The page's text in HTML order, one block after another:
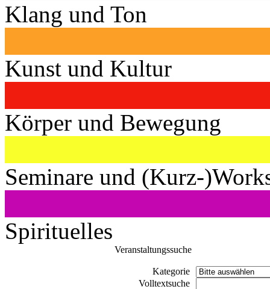
Klang und Ton
Kunst und Kultur
Körper und Bewegung
Seminare und (Kurz-
Spirituelles
Veranstaltungssuche
Kategorie
Volltextsuche